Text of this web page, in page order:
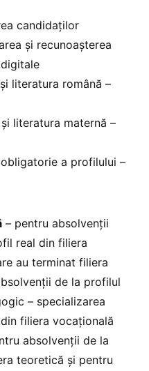
candidaților
și recunoașterea
română –
maternă –
a profilului –
– pentru absolvenții
real din filiera
au terminat filiera
de la profilul
– specializarea
filiera vocațională
absolvenții de la
teoretică și pentru